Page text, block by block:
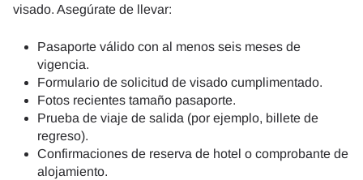
visado. Asegúrate de llevar:
Pasaporte válido con al menos seis meses de
vigencia.
Formulario de solicitud de visado cumplimentado.
Fotos recientes tamaño pasaporte.
Prueba de viaje de salida (por ejemplo, billete de
regreso).
Confirmaciones de reserva de hotel o comprobante de
alojamiento.